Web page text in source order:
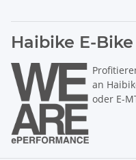
Haibike E-
an
oder E-